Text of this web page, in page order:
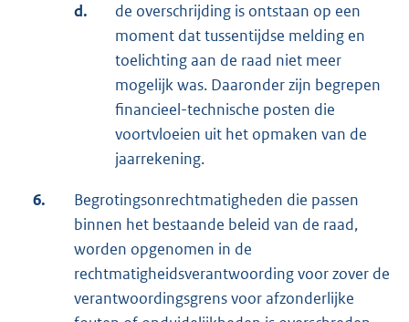
d.
de overschrijding is ontstaan op een
moment dat tussentijdse melding en
toelichting aan de raad niet meer
mogelijk was. Daaronder zijn begrepen
financieel-technische posten die
voortvloeien uit het opmaken van de
jaarrekening.
6.
Begrotingsonrechtmatigheden die passen
binnen het bestaande beleid van de raad,
worden opgenomen in de
rechtmatigheidsverantwoording voor zover de
verantwoordingsgrens voor afzonderlijke